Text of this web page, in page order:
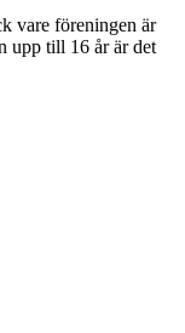
vare föreningen är
upp till 16 år är det